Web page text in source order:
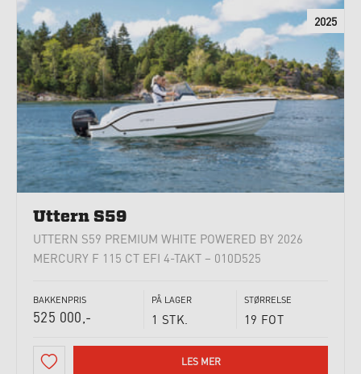
2025
Uttern S59
UTTERN S59 PREMIUM WHITE POWERED BY 2026
MERCURY F 115 CT EFI 4-TAKT – 010D525
BAKKENPRIS
525 000,-
PÅ LAGER
1 STK.
STØRRELSE
19 FOT
LES MER